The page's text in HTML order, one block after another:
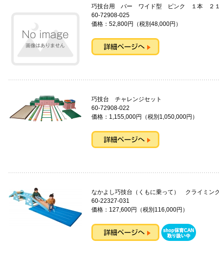
巧技台用 バー ワイド型 ピンク １本 ２
60-72908-025
価格：52,800円（税別48,000円）
巧技台 チャレンジセット
60-72908-022
価格：1,155,000円（税別1,050,000円）
なかよし巧技台（くもに乗って） クライミン
60-22327-031
価格：127,600円（税別116,000円）